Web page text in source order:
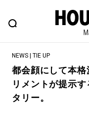
FEATURE
ヒップなファッション
#注目のタグ
NEWS | TIE UP
都会顔にして本
リメントが提示
タリー。